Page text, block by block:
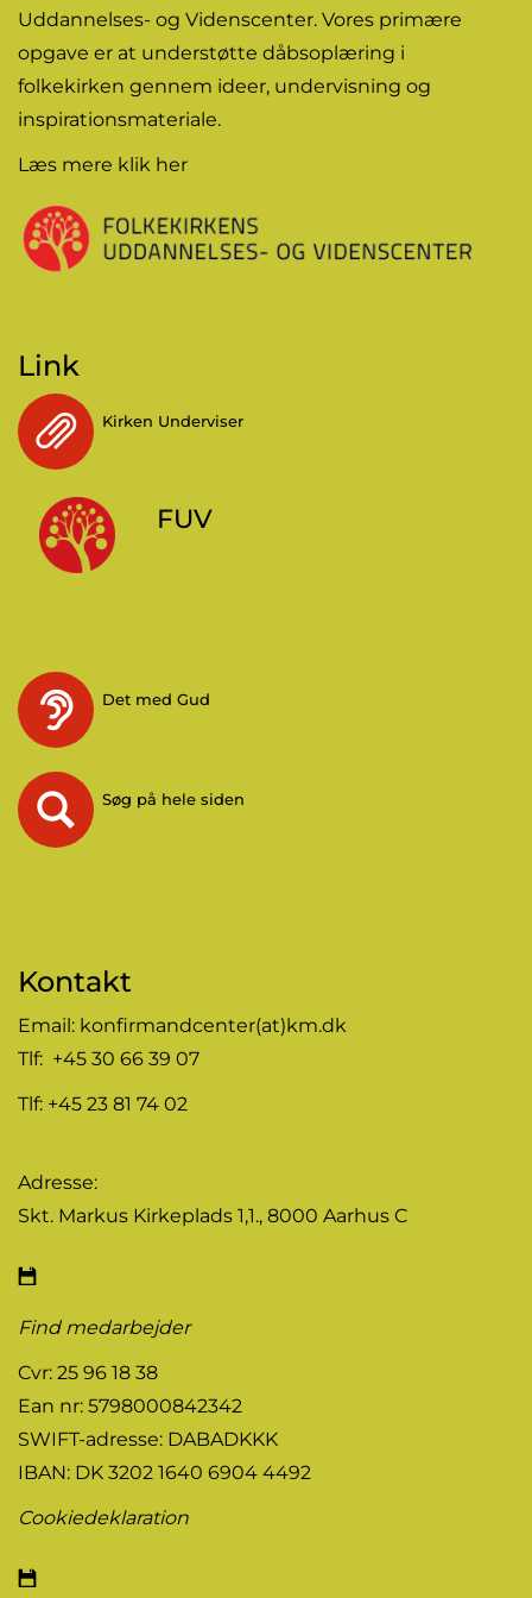
Uddannelses- og Videnscenter. Vores primære
opgave er at understøtte dåbsoplæring i
folkekirken gennem ideer, undervisning og
inspirationsmateriale.
Læs mere klik her
Link
Kirken Underviser
FUV
Det med Gud
Søg på hele siden
Kontakt
Email: konfirmandcenter(at)km.dk
Tlf: +45 30 66 39 07
Tlf: +45 23 81 74 02
Adresse:
Skt. Markus Kirkeplads 1,1., 8000 Aarhus C
Find medarbejder
Cvr: 25 96 18 38
Ean nr: 5798000842342
SWIFT-adresse: DABADKKK
IBAN: DK 3202 1640 6904 4492
Cookiedeklaration